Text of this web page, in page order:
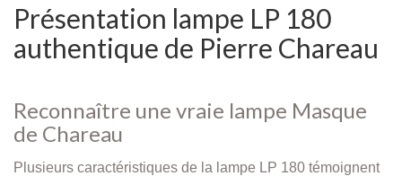
Présentation lampe LP 180
authentique de Pierre Chareau
Reconnaître une vraie lampe Masque
de Chareau
Plusieurs caractéristiques de la lampe LP 180 témoignent